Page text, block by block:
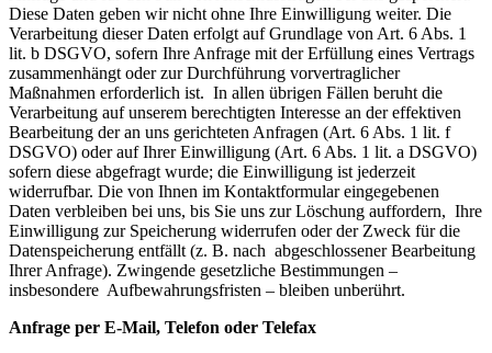
Diese Daten geben wir nicht ohne Ihre Einwilligung weiter. Die
Verarbeitung dieser Daten erfolgt auf Grundlage von Art. 6 Abs. 1
lit. b DSGVO, sofern Ihre Anfrage mit der Erfüllung eines Vertrags
zusammenhängt oder zur Durchführung vorvertraglicher
Maßnahmen erforderlich ist. In allen übrigen Fällen beruht die
Verarbeitung auf unserem berechtigten Interesse an der effektiven
Bearbeitung der an uns gerichteten Anfragen (Art. 6 Abs. 1 lit. f
DSGVO) oder auf Ihrer Einwilligung (Art. 6 Abs. 1 lit. a DSGVO)
sofern diese abgefragt wurde; die Einwilligung ist jederzeit
widerrufbar. Die von Ihnen im Kontaktformular eingegebenen
Daten verbleiben bei uns, bis Sie uns zur Löschung auffordern, Ihre
Einwilligung zur Speicherung widerrufen oder der Zweck für die
Datenspeicherung entfällt (z. B. nach abgeschlossener Bearbeitung
Ihrer Anfrage). Zwingende gesetzliche Bestimmungen –
insbesondere Aufbewahrungsfristen – bleiben unberührt.
Anfrage per E-Mail, Telefon oder Telefax